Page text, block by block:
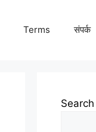
Terms संपर्क
Search